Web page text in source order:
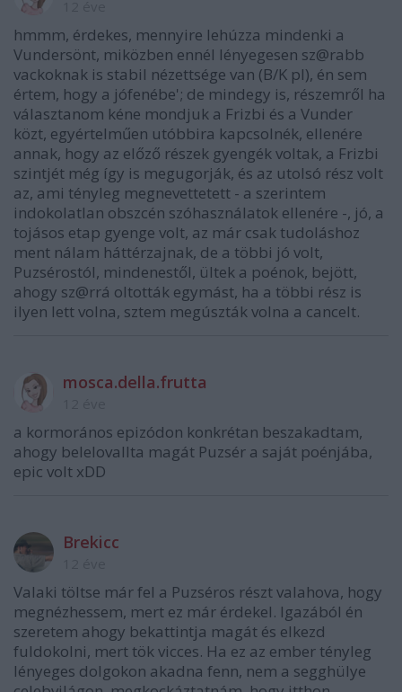
hmmm, érdekes, mennyire lehúzza mindenki a
Vundersönt, miközben ennél lényegesen sz@rabb
vackoknak is stabil nézettsége van (B/K pl), én sem
értem, hogy a jófenébe'; de mindegy is, részemről ha
választanom kéne mondjuk a Frizbi és a Vunder
közt, egyértelműen utóbbira kapcsolnék, ellenére
annak, hogy az előző részek gyengék voltak, a Frizbi
szintjét még így is megugorják, és az utolsó rész volt
az, ami tényleg megnevettetett - a szerintem
indokolatlan obszcén szóhasználatok ellenére -, jó, a
tojásos etap gyenge volt, az már csak tudoláshoz
ment nálam háttérzajnak, de a többi jó volt,
Puzsérostól, mindenestől, ültek a poénok, bejött,
ahogy sz@rrá oltották egymást, ha a többi rész is
ilyen lett volna, sztem megúszták volna a cancelt.
mosca.della.frutta
a kormorános epizódon konkrétan beszakadtam,
ahogy belelovallta magát Puzsér a saját poénjába,
epic volt xDD
Brekicc
Valaki töltse már fel a Puzséros részt valahova, hogy
megnézhessem, mert ez már érdekel. Igazából én
szeretem ahogy bekattintja magát és elkezd
fuldokolni, mert tök vicces. Ha ez az ember tényleg
lényeges dolgokon akadna fenn, nem a segghülye